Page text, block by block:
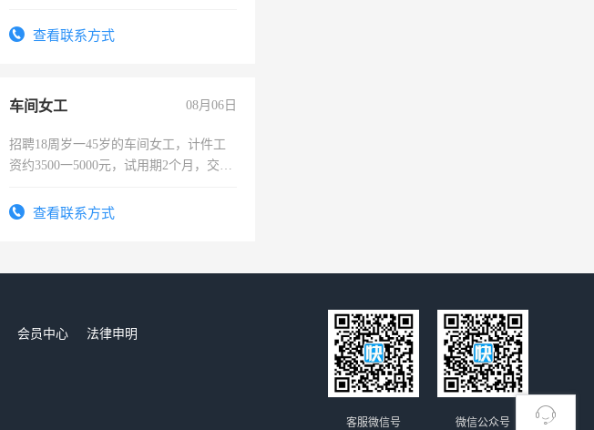
录，客服要求45岁以下高中以上文化，
查看联系方式
车间女工 08月06日
招聘18周岁一45岁的车间女工，计件工
资约3500一5000元，试用期2个月，交五
查看联系方式
会员中心
法律申明
微信公众号
客服微信号